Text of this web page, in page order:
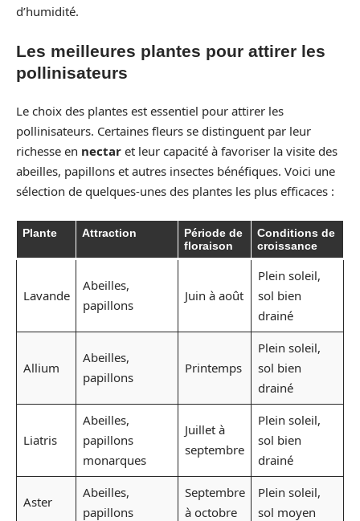
d’humidité.
Les meilleures plantes pour attirer les
pollinisateurs
Le choix des plantes est essentiel pour attirer les
pollinisateurs. Certaines fleurs se distinguent par leur
richesse en nectar et leur capacité à favoriser la visite des
abeilles, papillons et autres insectes bénéfiques. Voici une
sélection de quelques-unes des plantes les plus efficaces :
Plante Attraction
Période de
floraison
Conditions de
croissance
Lavande
Abeilles,
papillons
Juin à août
Plein soleil,
sol bien
drainé
Allium
Abeilles,
papillons
Printemps
Plein soleil,
sol bien
drainé
Liatris
Abeilles,
papillons
monarques
Juillet à
septembre
Plein soleil,
sol bien
drainé
Aster
Abeilles,
papillons
Septembre
à octobre
Plein soleil,
sol moyen